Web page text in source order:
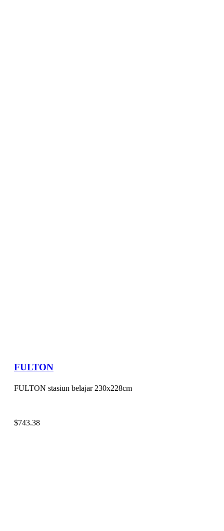
FULTON
FULTON stasiun belajar 230x228cm
$743.38